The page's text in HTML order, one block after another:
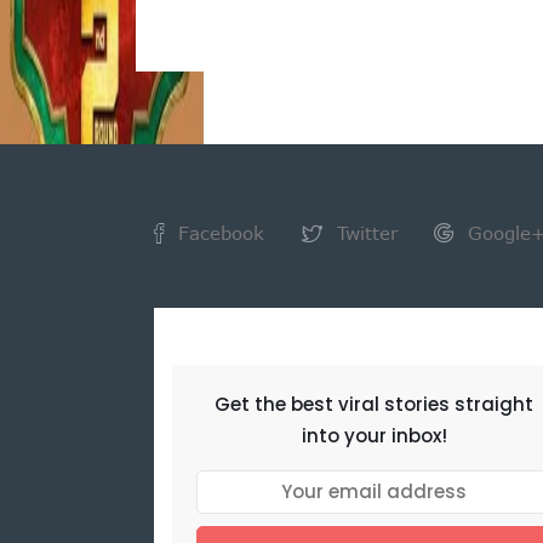
Facebook Twitter Google+
Get the best viral stories straight
into your inbox!